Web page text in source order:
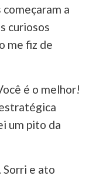
começaram a
curiosos
me fiz de
é o melhor!
um pito da
Sorri e ato